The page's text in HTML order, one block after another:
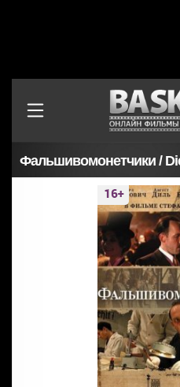
Фальшивомонетчики /